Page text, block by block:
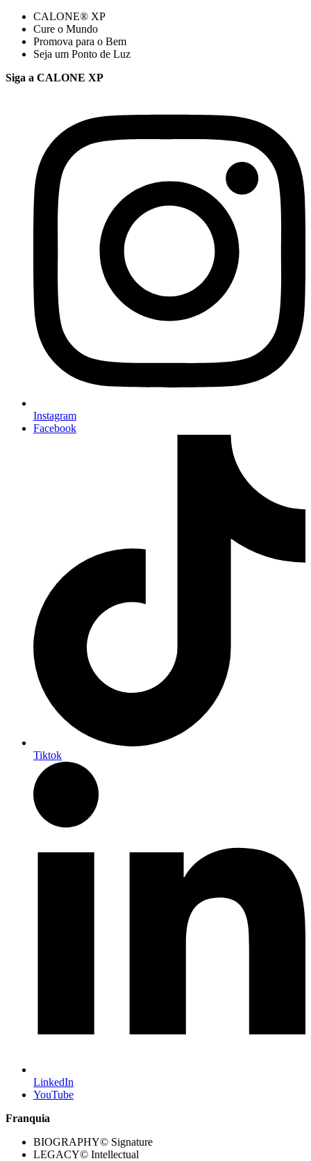
CALONE® XP
Cure o Mundo
Promova para o Bem
Seja um Ponto de Luz
Siga a CALONE XP
Instagram
Facebook
Tiktok
LinkedIn
YouTube
Franquia
BIOGRAPHY© Signature
LEGACY© Intellectual